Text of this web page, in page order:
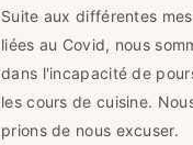
Suite aux différentes
liées au Covid, nous
dans l'incapacité de
les cours de cuisine.
prions de nous excuser.